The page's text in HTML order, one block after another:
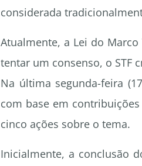
considerada
Atualmente, a Lei do
tentar um consenso, o STF
Na última segunda-feira
com base em
cinco ações sobre o tema.
Inicialmente, a conclusão